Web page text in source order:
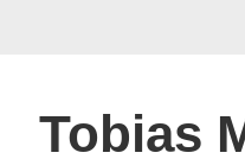
Tobias